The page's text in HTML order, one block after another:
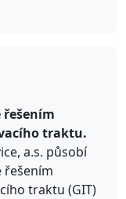
řešením
traktu.
a.s. působí
řešením
traktu (GIT)